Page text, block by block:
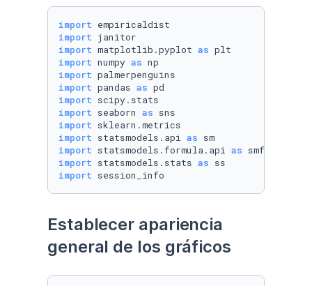
import
import
import matplotlib.pyplot as
import numpy as
import
import pandas as
import
import seaborn as
import
import statsmodels.api as
import statsmodels.formula.api as
import statsmodels.stats as
import session_info
Establecer apariencia
general de los gráficos